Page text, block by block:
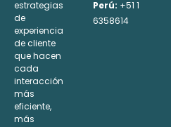
estrategias
de
experiencia
de cliente
que hacen
cada
interacción
más
eficiente,
más
Perú: +51 1
6358614